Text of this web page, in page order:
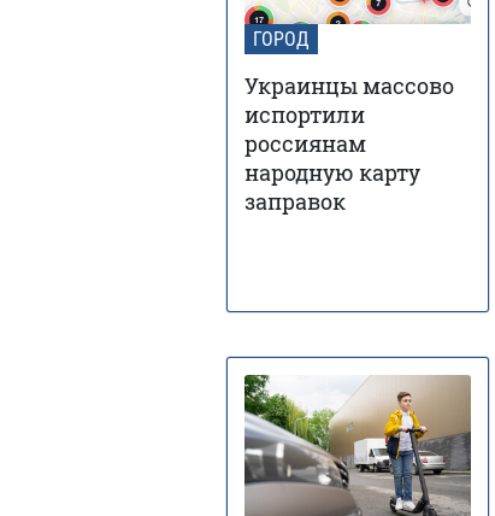
ГОРОД
Украинцы массово
испортили
россиянам
народную карту
заправок